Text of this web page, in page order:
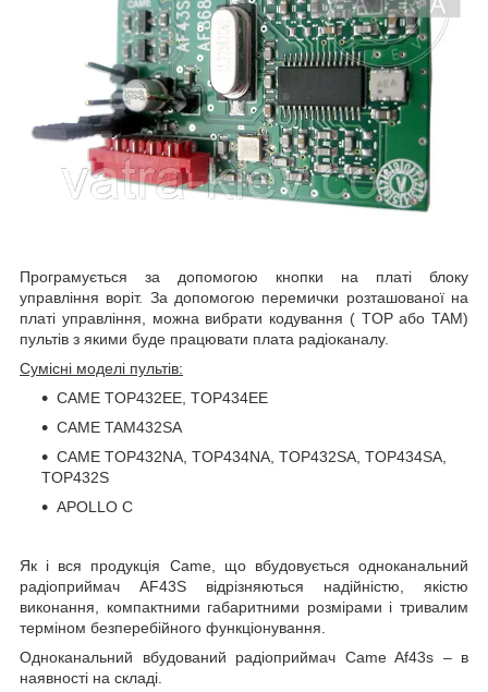
Програмується за допомогою кнопки на платі блоку
управління воріт. За допомогою перемички розташованої на
платі управління, можна вибрати кодування ( TOP або TAM)
пультів з якими буде працювати плата радіоканалу.
Сумісні моделі пультів:
CAME TOP432EE, TOP434EE
CAME TAM432SA
CAME TOP432NA, TOP434NA, TOP432SA, TOP434SA,
TOP432S
APOLLO C
Як і вся продукція Came, що вбудовується одноканальний
радіоприймач AF43S відрізняються надійністю, якістю
виконання, компактними габаритними розмірами і тривалим
терміном безперебійного функціонування.
Одноканальний вбудований радіоприймач Came Af43s – в
наявності на складі.